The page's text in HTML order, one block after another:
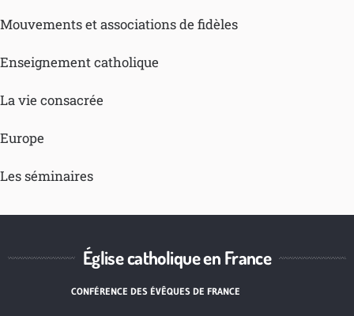
Mouvements et associations de fidèles
Enseignement catholique
La vie consacrée
Europe
Les séminaires
Église catholique en France
CONFÉRENCE DES ÉVÊQUES DE FRANCE